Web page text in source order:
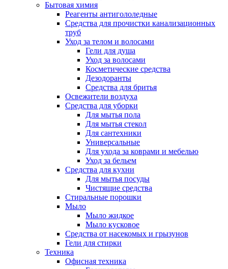
Бытовая химия
Реагенты антигололедные
Средства для прочистки канализационных
труб
Уход за телом и волосами
Гели для душа
Уход за волосами
Косметические средства
Дезодоранты
Средства для бритья
Освежители воздуха
Средства для уборки
Для мытья пола
Для мытья стекол
Для сантехники
Универсальные
Для ухода за коврами и мебелью
Уход за бельем
Средства для кухни
Для мытья посуды
Чистящие средства
Стиральные порошки
Мыло
Мыло жидкое
Мыло кусковое
Средства от насекомых и грызунов
Гели для стирки
Техника
Офисная техника